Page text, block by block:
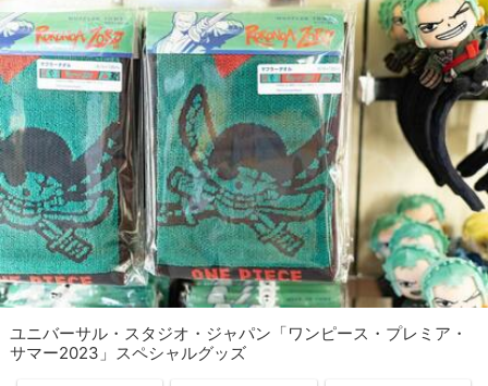
ユニバーサル・スタジオ・ジャパン「ワンピース・プレミア・
サマー2023」スペシャルグッズ